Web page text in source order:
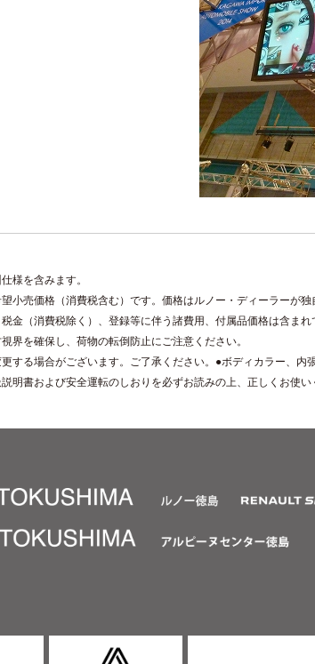
様を含みます。
小売価格（消費税含む）です。価格はルノー・ディーラーが
金（消費税除く）、登録等に伴う諸費用、付属品価格は含ま
界を確保し、荷物の転倒防止にご注意ください。
する場合がございます。ご了承ください。●ボディカラー、
明書および安全運転のしおりを必ずお読みの上、正しくお使